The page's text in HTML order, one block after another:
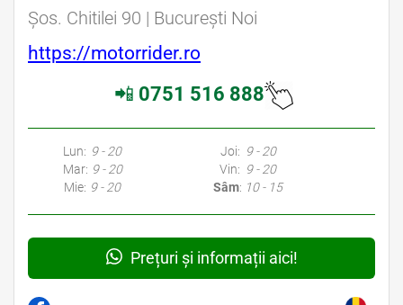
Șos. Chitilei 90 | București Noi
https://motorrider.ro
📲 0751 516 888
Lun: 9 - 20
Mar: 9 - 20
Mie: 9 - 20
Joi: 9 - 20
Vin: 9 - 20
Sâm: 10 - 15
Prețuri și informații aici!